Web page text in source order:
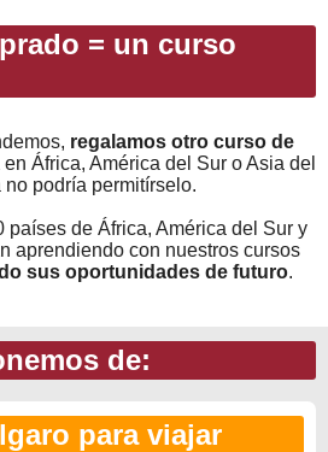
= un curso
regalamos otro curso de
África, América del Sur o Asia del
podría permitírselo.
países de África, América del Sur y
aprendiendo con nuestros cursos
sus oportunidades de futuro.
de:
para viajar